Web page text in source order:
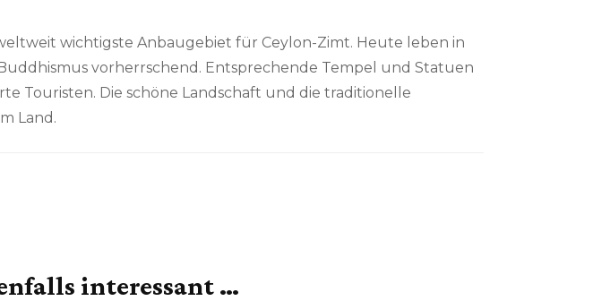
wichtigste Anbaugebiet für Ceylon-Zimt. Heute leben in
vorherrschend. Entsprechende Tempel und Statuen
Touristen. Die schöne Landschaft und die traditionelle
Land.
interessant …